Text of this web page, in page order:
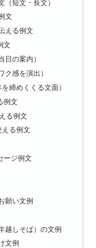
（短文・長文）
文
える例文
文
日の案内）
ク感を演出）
締めくくる文面）
例文
る例文
る例文
ージ例文
願い文例
越しそば）の文例
文例